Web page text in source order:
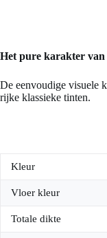
Het pure karakter van
De eenvoudige visuele
rijke klassieke tinten.
Kleur
Vloer kleur
Totale dikte